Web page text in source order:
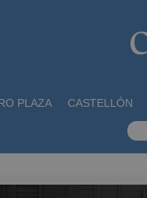
PLAZA CASTELLÓN